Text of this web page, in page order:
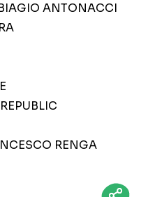
ANTONACCI
RENGA